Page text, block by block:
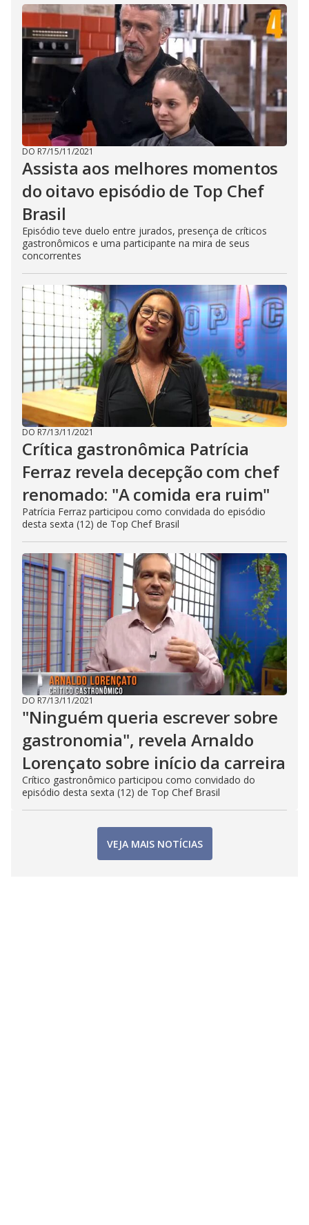
DO R7/15/11/2021
Assista aos melhores momentos
do oitavo episódio de Top Chef
Brasil
Episódio teve duelo entre jurados, presença de críticos
gastronômicos e uma participante na mira de seus
concorrentes
DO R7/13/11/2021
Crítica gastronômica Patrícia
Ferraz revela decepção com chef
renomado: "A comida era ruim"
Patrícia Ferraz participou como convidada do episódio
desta sexta (12) de Top Chef Brasil
DO R7/13/11/2021
"Ninguém queria escrever sobre
gastronomia", revela Arnaldo
Lorençato sobre início da carreira
Crítico gastronômico participou como convidado do
episódio desta sexta (12) de Top Chef Brasil
VEJA MAIS NOTÍCIAS